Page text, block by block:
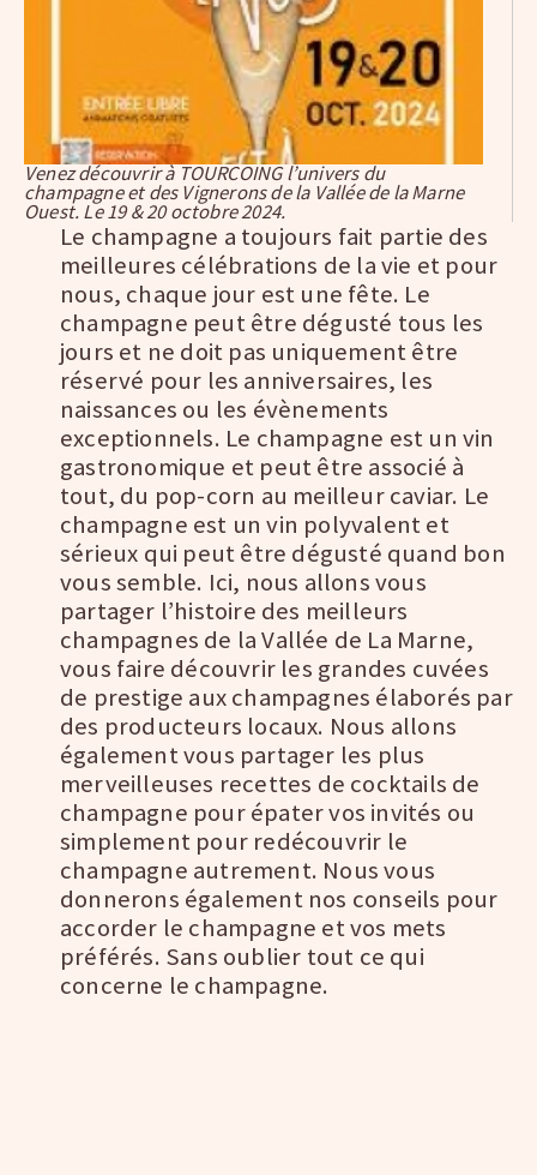
Venez découvrir à TOURCOING l’univers du
champagne et des Vignerons de la Vallée de la Marne
Ouest. Le 19 & 20 octobre 2024.
Le champagne a toujours fait partie des
meilleures célébrations de la vie et pour
nous, chaque jour est une fête. Le
champagne peut être dégusté tous les
jours et ne doit pas uniquement être
réservé pour les anniversaires, les
naissances ou les évènements
exceptionnels. Le champagne est un vin
gastronomique et peut être associé à
tout, du pop-corn au meilleur caviar. Le
champagne est un vin polyvalent et
sérieux qui peut être dégusté quand bon
vous semble. Ici, nous allons vous
partager l’histoire des meilleurs
champagnes de la Vallée de La Marne,
vous faire découvrir les grandes cuvées
de prestige aux champagnes élaborés par
des producteurs locaux. Nous allons
également vous partager les plus
merveilleuses recettes de cocktails de
champagne pour épater vos invités ou
simplement pour redécouvrir le
champagne autrement. Nous vous
donnerons également nos conseils pour
accorder le champagne et vos mets
préférés. Sans oublier tout ce qui
concerne le champagne.